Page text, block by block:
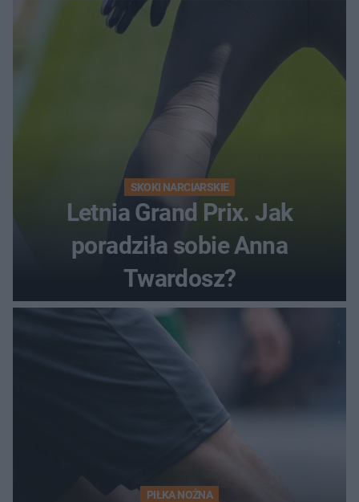
SKOKI NARCIARSKIE
Letnia Grand Prix. Jak
poradziła sobie Anna
Twardosz?
PIŁKA NOŻNA